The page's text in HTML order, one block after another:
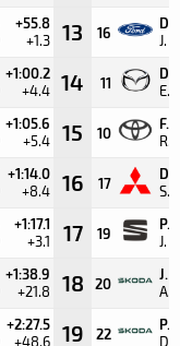
+55.8
+1.3 13 16
D.
J.
+1:00.2
+4.4 14 11
D.
E.
+1:05.6
+5.4 15 10
F.
R.
+1:14.0
+8.4 16 17
D.
S.
+1:17.1
+3.1 17 19
P.
J.
+1:38.9
+21.8 18 20
J.
A.
+2:27.5
+48.6 19 22
P.
D.